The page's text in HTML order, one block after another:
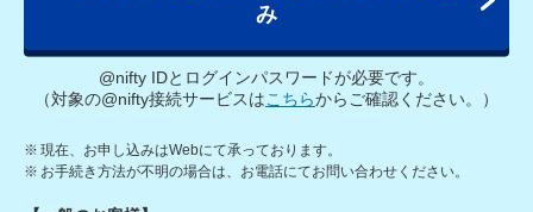
み
@nifty IDとログインパスワードが必要です。
（対象の@nifty接続サービスはこちらからご確認ください。）
※ 現在、お申し込みはWebにて承っております。
※ お手続き方法が不明の場合は、お電話にてお問い合わせください。